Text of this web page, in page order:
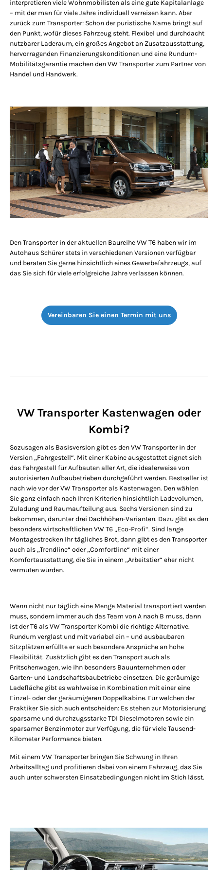
interpretieren viele Wohnmobilisten als eine gute Kapitalanlage
– mit der man für viele Jahre individuell verreisen kann. Aber
zurück zum Transporter: Schon der puristische Name bringt auf
den Punkt, wofür dieses Fahrzeug steht. Flexibel und durchdacht
nutzbarer Laderaum, ein großes Angebot an Zusatzausstattung,
hervorragenden Finanzierungskonditionen und eine Rundum-
Mobilitätsgarantie machen den VW Transporter zum Partner von
Handel und Handwerk.
Den Transporter in der aktuellen Baureihe VW T6 haben wir im
Autohaus Schürer stets in verschiedenen Versionen verfügbar
und beraten Sie gerne hinsichtlich eines Gewerbefahrzeugs, auf
das Sie sich für viele erfolgreiche Jahre verlassen können.
Vereinbaren Sie einen Termin mit uns
VW Transporter Kastenwagen oder
Kombi?
Sozusagen als Basisversion gibt es den VW Transporter in der
Version „Fahrgestell“. Mit einer Kabine ausgestattet eignet sich
das Fahrgestell für Aufbauten aller Art, die idealerweise von
autorisierten Aufbaubetrieben durchgeführt werden. Bestseller ist
nach wie vor der VW Transporter als Kastenwagen. Den wählen
Sie ganz einfach nach Ihren Kriterien hinsichtlich Ladevolumen,
Zuladung und Raumaufteilung aus. Sechs Versionen sind zu
bekommen, darunter drei Dachhöhen-Varianten. Dazu gibt es den
besonders wirtschaftlichen VW T6 „Eco-Profi“. Sind lange
Montagestrecken Ihr tägliches Brot, dann gibt es den Transporter
auch als „Trendline“ oder „Comfortline“ mit einer
Komfortausstattung, die Sie in einem „Arbeitstier“ eher nicht
vermuten würden.
Wenn nicht nur täglich eine Menge Material transportiert werden
muss, sondern immer auch das Team von A nach B muss, dann
ist der T6 als VW Transporter Kombi die richtige Alternative.
Rundum verglast und mit variabel ein – und ausbaubaren
Sitzplätzen erfüllte er auch besondere Ansprüche an hohe
Flexibilität. Zusätzlich gibt es den Transport auch als
Pritschenwagen, wie ihn besonders Bauunternehmen oder
Garten- und Landschaftsbaubetriebe einsetzen. Die geräumige
Ladefläche gibt es wahlweise in Kombination mit einer eine
Einzel- oder der geräumigeren Doppelkabine. Für welchen der
Praktiker Sie sich auch entscheiden: Es stehen zur Motorisierung
sparsame und durchzugsstarke TDI Dieselmotoren sowie ein
sparsamer Benzinmotor zur Verfügung, die für viele Tausend-
Kilometer Performance bieten.
Mit einem VW Transporter bringen Sie Schwung in Ihren
Arbeitsalltag und profitieren dabei von einem Fahrzeug, das Sie
auch unter schwersten Einsatzbedingungen nicht im Stich lässt.